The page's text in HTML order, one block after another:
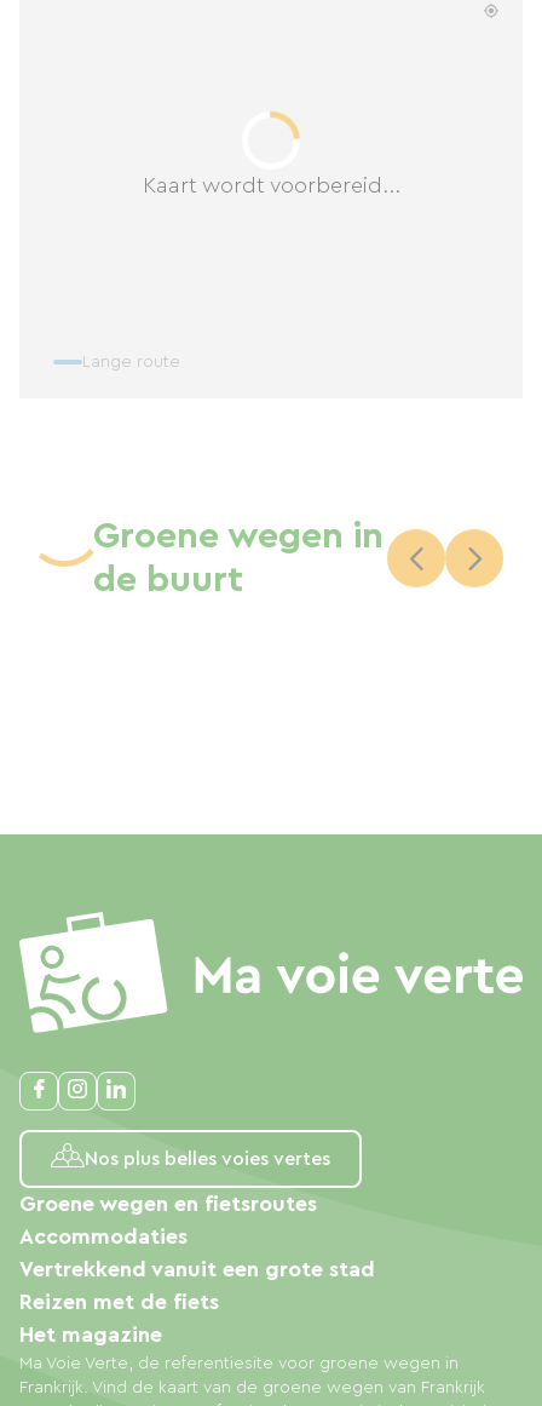
Kaart wordt voorbereid...
Lange route
Groene wegen in
de buurt
Nos plus belles voies vertes
Ma Voie Verte, de referentiesite voor groene wegen in
Frankrijk. Vind de kaart van de groene wegen van Frankrijk
Groene wegen en fietsroutes
Accommodaties
Vertrekkend vanuit een grote stad
Reizen met de fiets
Het magazine